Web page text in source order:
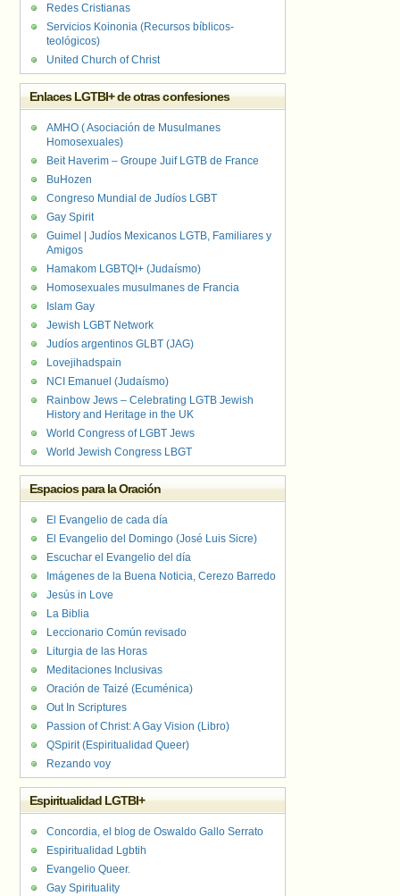
Redes Cristianas
Servicios Koinonia (Recursos bíblicos-
teológicos)
United Church of Christ
Enlaces LGTBI+ de otras confesiones
AMHO ( Asociación de Musulmanes
Homosexuales)
Beit Haverim – Groupe Juif LGTB de France
BuHozen
Congreso Mundial de Judíos LGBT
Gay Spirit
Guimel | Judíos Mexicanos LGTB, Familiares y
Amigos
Hamakom LGBTQI+ (Judaísmo)
Homosexuales musulmanes de Francia
Islam Gay
Jewish LGBT Network
Judíos argentinos GLBT (JAG)
Lovejihadspain
NCI Emanuel (Judaísmo)
Rainbow Jews – Celebrating LGTB Jewish
History and Heritage in the UK
World Congress of LGBT Jews
World Jewish Congress LBGT
Espacios para la Oración
El Evangelio de cada día
El Evangelio del Domingo (José Luis Sicre)
Escuchar el Evangelio del día
Imágenes de la Buena Noticia, Cerezo Barredo
Jesús in Love
La Biblia
Leccionario Común revisado
Liturgia de las Horas
Meditaciones Inclusivas
Oración de Taizé (Ecuménica)
Out In Scriptures
Passion of Christ: A Gay Vision (Libro)
QSpirit (Espiritualidad Queer)
Rezando voy
Espiritualidad LGTBI+
Concordia, el blog de Oswaldo Gallo Serrato
Espiritualidad Lgbtih
Evangelio Queer.
Gay Spirituality